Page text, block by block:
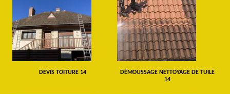
DEVIS TOITURE 14
DÉMOUSSAGE NETTOYAGE DE TUILE
14